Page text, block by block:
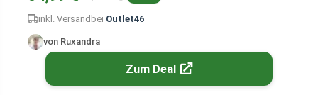
inkl. Versand bei Outlet46
von Ruxandra
Zum Deal